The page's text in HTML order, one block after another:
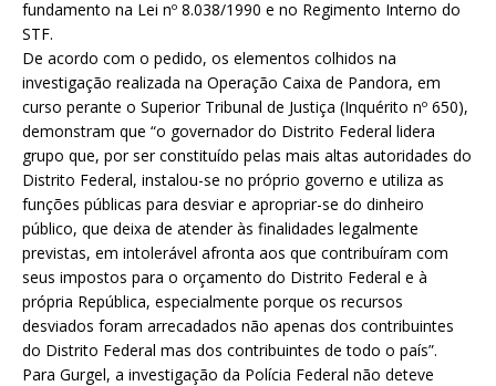
fundamento na Lei nº 8.038/1990 e no Regimento Interno do
STF.
De acordo com o pedido, os elementos colhidos na
investigação realizada na Operação Caixa de Pandora, em
curso perante o Superior Tribunal de Justiça (Inquérito nº 650),
demonstram que “o governador do Distrito Federal lidera
grupo que, por ser constituído pelas mais altas autoridades do
Distrito Federal, instalou-se no próprio governo e utiliza as
funções públicas para desviar e apropriar-se do dinheiro
público, que deixa de atender às finalidades legalmente
previstas, em intolerável afronta aos que contribuíram com
seus impostos para o orçamento do Distrito Federal e à
própria República, especialmente porque os recursos
desviados foram arrecadados não apenas dos contribuintes
do Distrito Federal mas dos contribuintes de todo o país”.
Para Gurgel, a investigação da Polícia Federal não deteve